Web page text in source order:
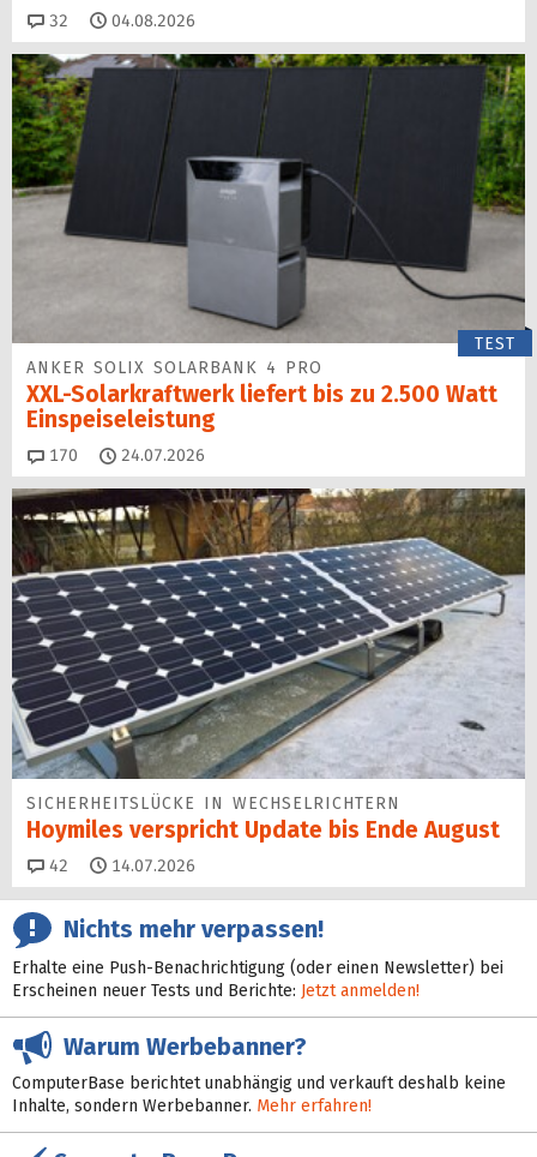
32 Kommentare
04.08.2026
TEST
ANKER SOLIX SOLARBANK 4 PRO
XXL-Solarkraftwerk liefert bis zu 2.500 Watt
Einspeise­leistung
170 Kommentare
24.07.2026
SICHERHEITS­LÜCKE IN WECHSEL­RICHTERN
Hoymiles verspricht Update bis Ende August
42 Kommentare
14.07.2026
Nichts mehr verpassen!
Erhalte eine Push-Benachrichtigung (oder einen Newsletter) bei
Erscheinen neuer Tests und Berichte: Jetzt anmelden!
Warum Werbebanner?
ComputerBase berichtet unabhängig und verkauft deshalb keine
Inhalte, sondern Werbebanner. Mehr erfahren!